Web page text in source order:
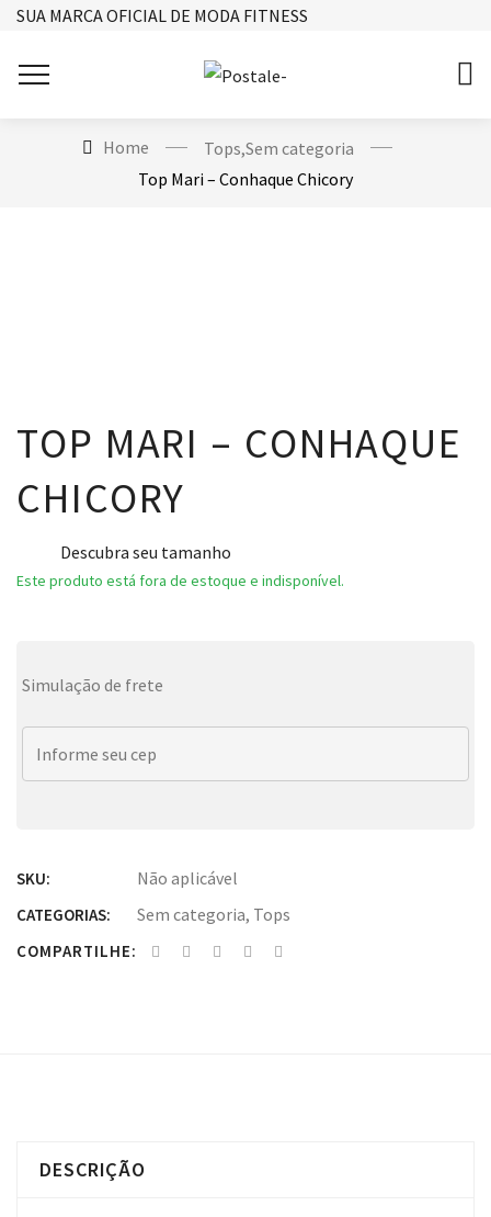
SUA MARCA OFICIAL DE MODA FITNESS
Home Tops,Sem categoria
Top Mari – Conhaque Chicory
TOP MARI – CONHAQUE
CHICORY
Descubra seu tamanho
Este produto está fora de estoque e indisponível.
Simulação de frete
SKU: Não aplicável
CATEGORIAS: Sem categoria, Tops
COMPARTILHE:
DESCRIÇÃO